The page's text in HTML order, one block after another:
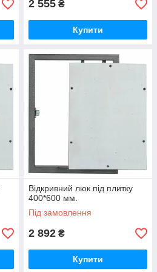
2 555 ₴
Купити
Відкривний люк під плитку
400*600 мм.
Під замовлення
2 892 ₴
Купити